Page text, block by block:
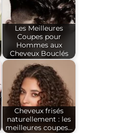
Les Meilleures
Coupes pour
Hommes aux
Cheveux Bouclés
Cheveux frisés
naturellement : les
meilleures coupes…